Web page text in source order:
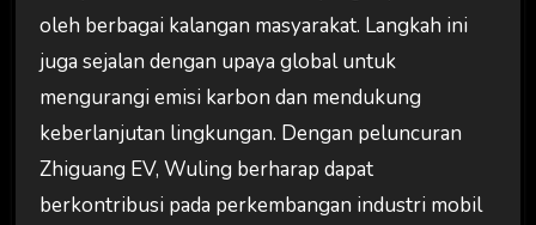
oleh berbagai kalangan masyarakat. Langkah ini
juga sejalan dengan upaya global untuk
mengurangi emisi karbon dan mendukung
keberlanjutan lingkungan. Dengan peluncuran
Zhiguang EV, Wuling berharap dapat
berkontribusi pada perkembangan industri mobil